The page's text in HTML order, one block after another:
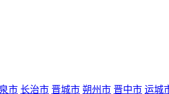
市 长治市 晋城市 朔州市 晋中市 运城